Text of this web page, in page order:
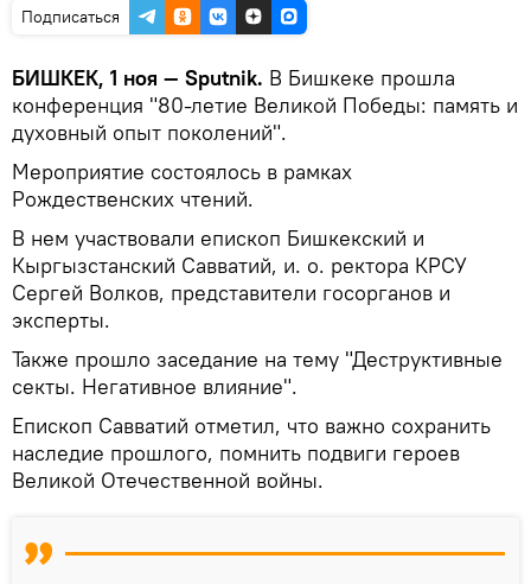
Подписаться
БИШКЕК, 1 ноя — Sputnik. В Бишкеке прошла
конференция "80-летие Великой Победы: память и
духовный опыт поколений".
Мероприятие состоялось в рамках
Рождественских чтений.
В нем участвовали епископ Бишкекский и
Кыргызстанский Савватий, и. о. ректора КРСУ
Сергей Волков, представители госорганов и
эксперты.
Также прошло заседание на тему "Деструктивные
секты. Негативное влияние".
Епископ Савватий отметил, что важно сохранить
наследие прошлого, помнить подвиги героев
Великой Отечественной войны.